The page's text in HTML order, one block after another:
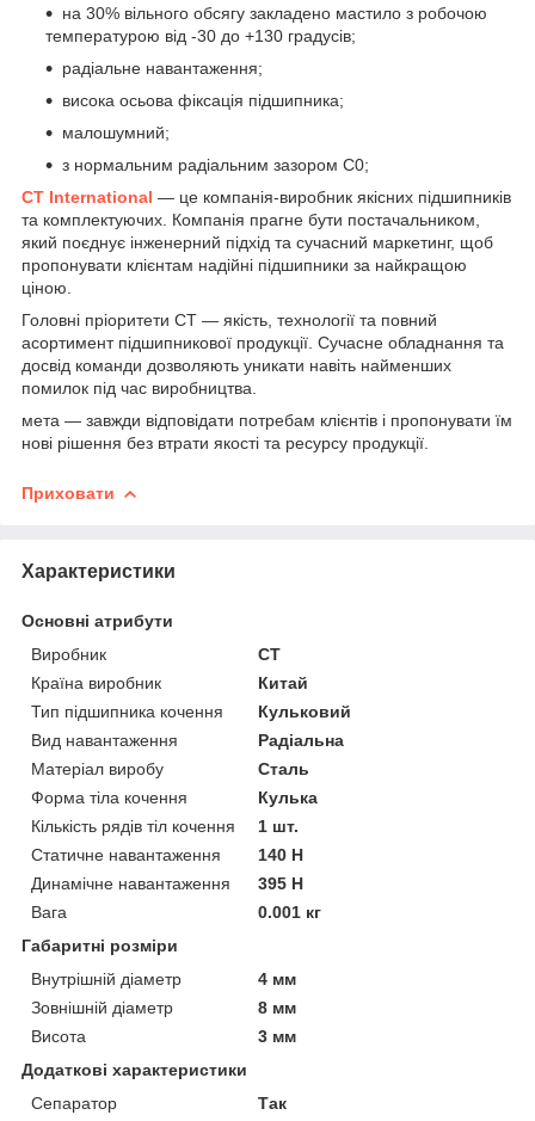
на 30% вільного обсягу закладено мастило з робочою
температурою від -30 до +130 градусів;
радіальне навантаження;
висока осьова фіксація підшипника;
малошумний;
з нормальним радіальним зазором С0;
CT International — це компанія-виробник якісних підшипників
та комплектуючих. Компанія прагне бути постачальником,
який поєднує інженерний підхід та сучасний маркетинг, щоб
пропонувати клієнтам надійні підшипники за найкращою
ціною.
Головні пріоритети СТ — якість, технології та повний
асортимент підшипникової продукції. Сучасне обладнання та
досвід команди дозволяють уникати навіть найменших
помилок під час виробництва.
мета — завжди відповідати потребам клієнтів і пропонувати їм
нові рішення без втрати якості та ресурсу продукції.
Приховати
Характеристики
Основні атрибути
Виробник
CT
Країна виробник
Китай
Тип підшипника кочення
Кульковий
Вид навантаження
Радіальна
Матеріал виробу
Сталь
Форма тіла кочення
Кулька
Кількість рядів тіл кочення
1 шт.
Статичне навантаження
140 Н
Динамічне навантаження
395 Н
Вага
0.001 кг
Габаритні розміри
Внутрішній діаметр
4 мм
Зовнішній діаметр
8 мм
Висота
3 мм
Додаткові характеристики
Сепаратор
Так